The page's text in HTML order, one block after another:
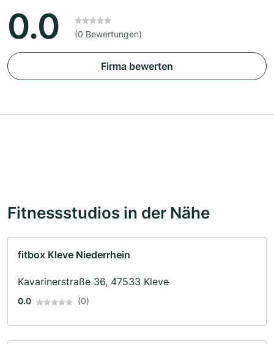
0.0 (0 Bewertungen)
Firma bewerten
Fitnessstudios in der Nähe
fitbox Kleve Niederrhein
Kavarinerstraße 36, 47533 Kleve
0.0 (0)